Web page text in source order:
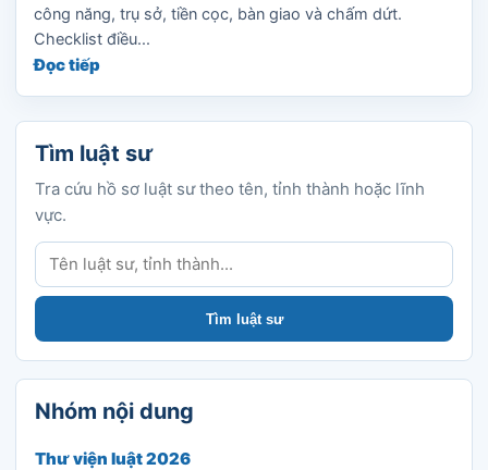
công năng, trụ sở, tiền cọc, bàn giao và chấm dứt.
Checklist điều...
Đọc tiếp
Tìm luật sư
Tra cứu hồ sơ luật sư theo tên, tỉnh thành hoặc lĩnh
vực.
Tìm luật sư
Tìm luật sư
Nhóm nội dung
Thư viện luật 2026